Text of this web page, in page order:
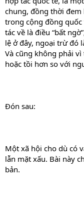
chung, đồng thời đem
trong cộng đồng quốc
tác về là điều “bất
lệ ở đây, ngoại trừ đó
Và cũng không phải
hoặc tồi hơn so với
Đón sau:
Một xã hội cho dù có
lẫn mặt xấu. Bài này
bản.